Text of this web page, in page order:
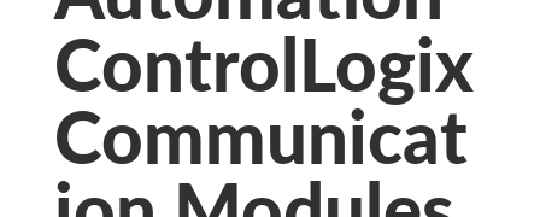
ControlLogix
Communicat